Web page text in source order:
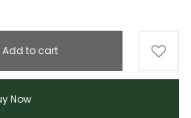
Add to cart
Now